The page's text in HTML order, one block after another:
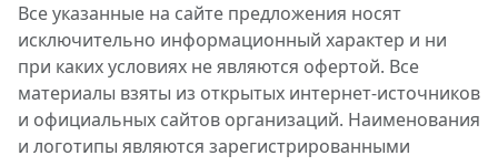
Все указанные на сайте предложения носят
исключительно информационный характер и ни
при каких условиях не являются офертой. Все
материалы взяты из открытых интернет-источников
и официальных сайтов организаций. Наименования
и логотипы являются зарегистрированными